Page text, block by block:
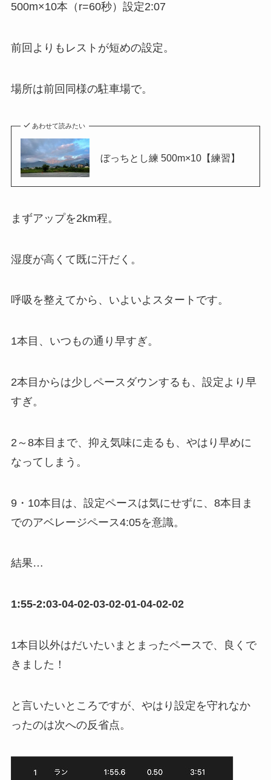
500m×10本（r=60秒）設定2:07
前回よりもレストが短めの設定。
場所は前回同様の駐車場で。
あわせて読みたい
ぼっちとし練 500m×10【練習】
まずアップを2km程。
湿度が高くて既に汗だく。
呼吸を整えてから、いよいよスタートです。
1本目、いつもの通り早すぎ。
2本目からは少しペースダウンするも、設定より早
すぎ。
2～8本目まで、抑え気味に走るも、やはり早めに
なってしまう。
9・10本目は、設定ペースは気にせずに、8本目ま
でのアベレージペース4:05を意識。
結果…
1:55-2:03-04-02-03-02-01-04-02-02
1本目以外はだいたいまとまったペースで、良くで
きました！
と言いたいところですが、やはり設定を守れなか
ったのは次への反省点。